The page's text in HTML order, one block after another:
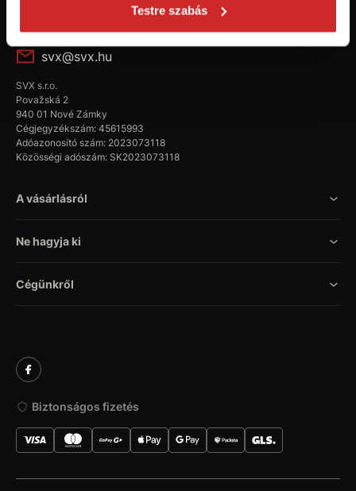
Testre szabás
+36 304 922 557
svx@svx.hu
SVX s.r.o.
Považská 2
940 01 Nové Zámky
Cégjegyzékszám: 45615993
Adóazonosító szám: 2023073118
Közösségi adószám: SK2023073118
A vásárlásról
Ne hagyja ki
Cégünkről
Biztonságos fizetés